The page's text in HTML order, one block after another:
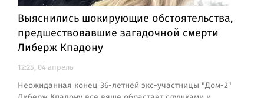
Выяснились шокирующие обстоятельства,
предшествовавшие загадочной смерти
Либерж Кпадону
12:25, 04 апрель
Неожиданная конец 36-летней экс-участницы "Дом-2"